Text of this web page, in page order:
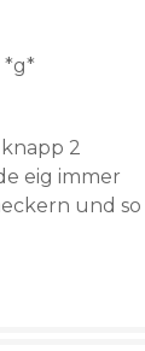
*g*
2
eig immer
und so